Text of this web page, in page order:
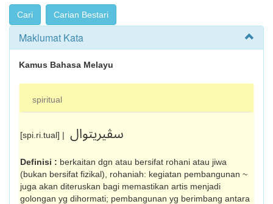
Maklumat Kata
Kamus Bahasa Melayu
spiritual
[spi.ri.tual] | سڤيريتوال
Definisi : berkaitan dgn atau bersifat rohani atau jiwa
(bukan bersifat fizikal), rohaniah: kegiatan pembangunan ~
juga akan diteruskan bagi memastikan artis menjadi
golongan yg dihormati; pembangunan yg berimbang antara